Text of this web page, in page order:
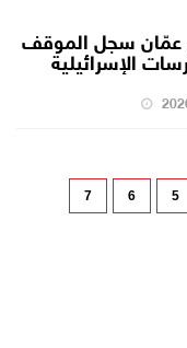
عمّان سجل الموقف
الإسرائيلية
5
6
7